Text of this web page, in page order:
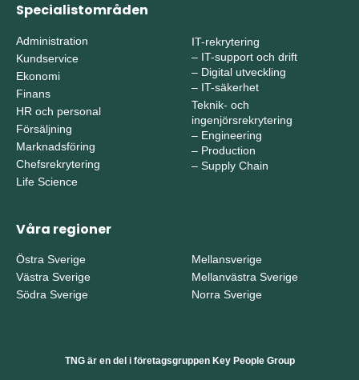
Specialistområden
Administration
Kundservice
Ekonomi
Finans
HR och personal
Försäljning
Marknadsföring
Chefsrekrytering
Life Science
IT-rekrytering
– IT-support och drift
– Digital utveckling
– IT-säkerhet
Teknik- och
ingenjörsrekrytering
– Engineering
– Production
– Supply Chain
Våra regioner
Östra Sverige
Västra Sverige
Södra Sverige
Mellansverige
Mellanvästra Sverige
Norra Sverige
TNG är en del i företagsgruppen Key People Group